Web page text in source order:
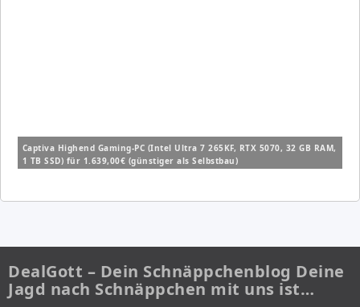
Captiva Highend Gaming-PC (Intel Ultra 7 265KF, RTX 5070, 32 GB RAM,
1 TB SSD) für 1.639,00€ (günstiger als Selbstbau)
DealGott – Dein Schnäppchenblog Deine
Jagd nach Schnäppchen mit uns ist…